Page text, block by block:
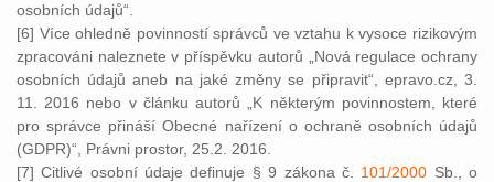
osobních údajů“.
[6] Více ohledně povinností správců ve vztahu k vysoce rizikovým
zpracováni naleznete v příspěvku autorů „Nová regulace ochrany
osobních údajů aneb na jaké změny se připravit“, epravo.cz, 3.
11. 2016 nebo v článku autorů „K některým povinnostem, které
pro správce přináší Obecné nařízení o ochraně osobních údajů
(GDPR)“, Právni prostor, 25.2. 2016.
[7] Citlivé osobní údaje definuje § 9 zákona č. 101/2000 Sb., o